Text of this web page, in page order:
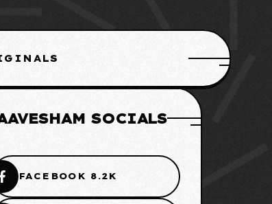
SOCIALS
FACEBOOK 8.2K